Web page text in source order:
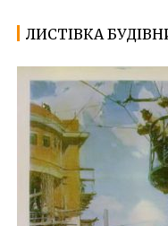
ЛИСТІВКА